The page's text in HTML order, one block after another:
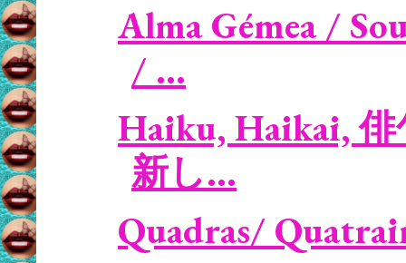
Alma Gémea /
/ ...
Haiku, Haikai, 俳
新し...
Quadras/